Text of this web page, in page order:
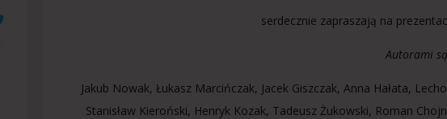
serdecznie zapraszają na
Autorami
Jakub Nowak, Łukasz Marcińczak, Jacek Giszczak, Anna Hałata,
Stanisław Kieroński, Henryk Kozak, Tadeusz Żukowski, Roman